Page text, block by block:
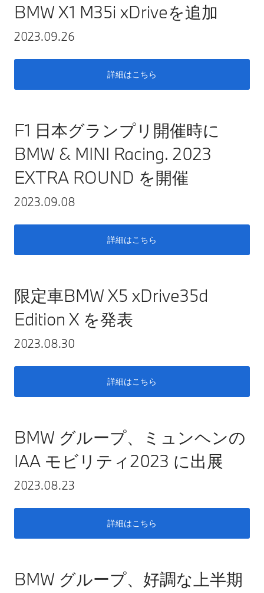
BMW X1 M35i xDriveを追加
2023.09.26
詳細はこちら
F1 日本グランプリ開催時に
BMW & MINI Racing. 2023
EXTRA ROUND を開催
2023.09.08
詳細はこちら
限定車BMW X5 xDrive35d
Edition X を発表
2023.08.30
詳細はこちら
BMW グループ、ミュンヘンの
IAA モビリティ2023 に出展
2023.08.23
詳細はこちら
BMW グループ、好調な上半期